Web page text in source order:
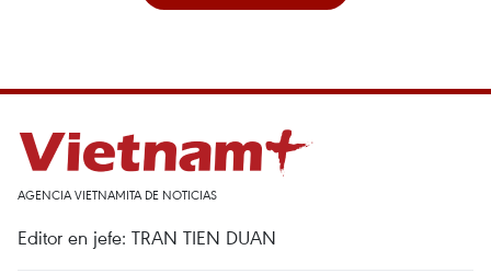
AGENCIA VIETNAMITA DE NOTICIAS
Editor en jefe: TRAN TIEN DUAN